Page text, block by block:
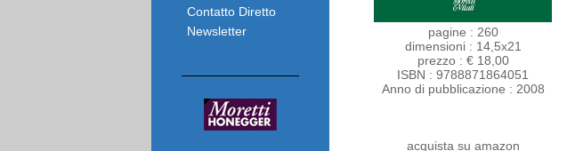
Contatto Diretto
Newsletter
pagine : 260
dimensioni : 14,5x21
prezzo : € 18,00
ISBN : 9788871864051
Anno di pubblicazione : 2008
acquista su amazon